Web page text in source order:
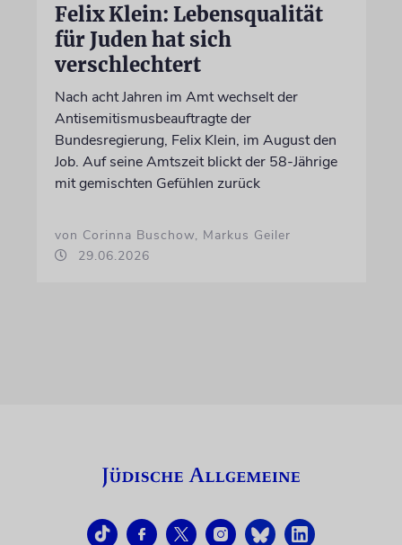
Felix Klein: Lebensqualität
für Juden hat sich
verschlechtert
Nach acht Jahren im Amt wechselt der
Antisemitismusbeauftragte der
Bundesregierung, Felix Klein, im August den
Job. Auf seine Amtszeit blickt der 58-Jährige
mit gemischten Gefühlen zurück
von Corinna Buschow, Markus Geiler
29.06.2026